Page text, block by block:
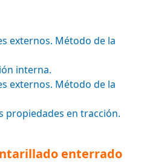
externos. Método de la
interna.
externos. Método de la
propiedades en tracción.
enterrado